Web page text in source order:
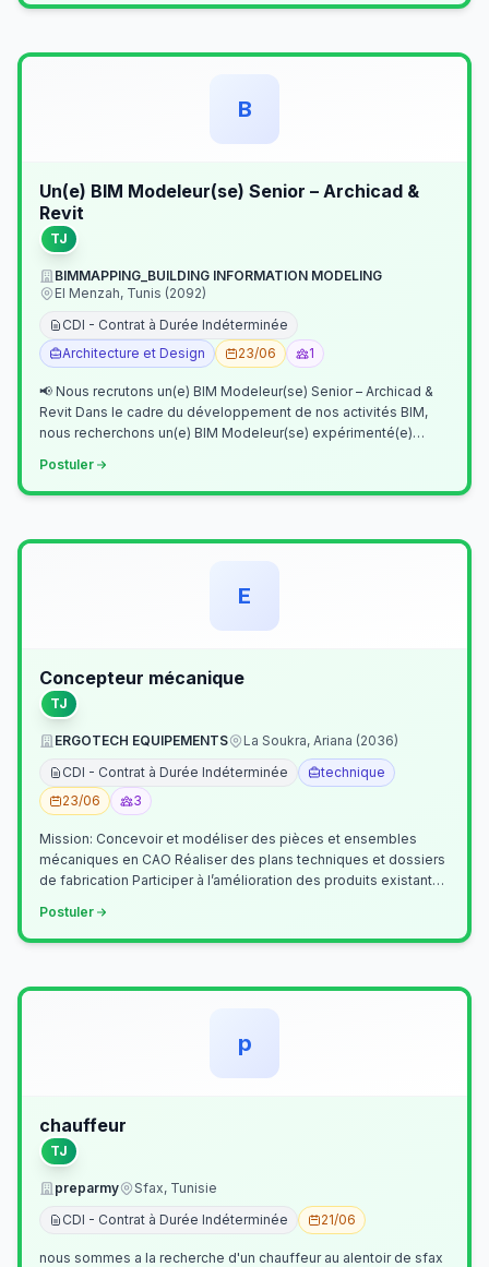
B
Un(e) BIM Modeleur(se) Senior – Archicad &
Revit
TJ
BIMMAPPING_BUILDING INFORMATION MODELING
El Menzah, Tunis (2092)
CDI - Contrat à Durée Indéterminée
Architecture et Design
23/06 1
📢 Nous recrutons un(e) BIM Modeleur(se) Senior – Archicad &
Revit Dans le cadre du développement de nos activités BIM,
nous recherchons un(e) BIM Modeleur(se) expérimenté(e)
Postuler
E
Concepteur mécanique
TJ
ERGOTECH EQUIPEMENTS
La Soukra, Ariana (2036)
CDI - Contrat à Durée Indéterminée
technique
23/06
3
Mission: Concevoir et modéliser des pièces et ensembles
mécaniques en CAO Réaliser des plans techniques et dossiers
de fabrication Participer à l’amélioration des produits existants
Postuler
p
chauffeur
TJ
preparmy
Sfax, Tunisie
CDI - Contrat à Durée Indéterminée
21/06
nous sommes a la recherche d'un chauffeur au alentoir de sfax